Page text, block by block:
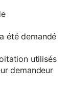
été demandé
utilisés
demandeur